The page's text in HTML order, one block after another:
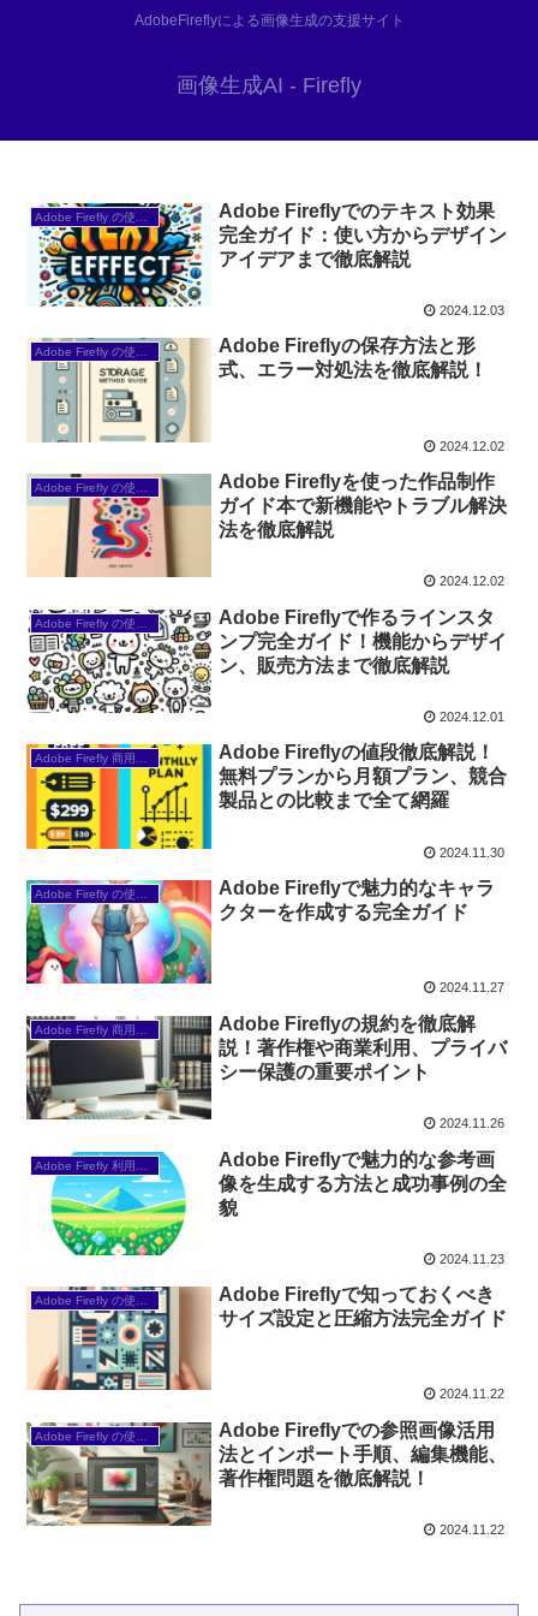
AdobeFireflyによる画像生成の支援サイト
画像生成AI - Firefly
Adobe Fireflyでのテキスト効果
完全ガイド：使い方からデザイン
アイデアまで徹底解説
2024.12.03
Adobe Firefly の使い方
Adobe Fireflyの保存方法と形
式、エラー対処法を徹底解説！
2024.12.02
Adobe Fireflyを使った作品制作
ガイド本で新機能やトラブル解決
法を徹底解説
2024.12.02
Adobe Fireflyで作るラインスタ
ンプ完全ガイド！機能からデザイ
ン、販売方法まで徹底解説
2024.12.01
Adobe Firefly 商用利用と規約
Adobe Fireflyの値段徹底解説！
無料プランから月額プラン、競合
製品との比較まで全て網羅
2024.11.30
Adobe Fireflyで魅力的なキャラ
クターを作成する完全ガイド
2024.11.27
Adobe Fireflyの規約を徹底解
説！著作権や商業利用、プライバ
シー保護の重要ポイント
2024.11.26
Adobe Fireflyで魅力的な参考画
像を生成する方法と成功事例の全
貌
2024.11.23
Adobe Firefly の使い方
Adobe Fireflyで知っておくべき
サイズ設定と圧縮方法完全ガイド
2024.11.22
Adobe Fireflyでの参照画像活用
法とインポート手順、編集機能、
著作権問題を徹底解説！
2024.11.22